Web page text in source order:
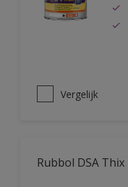
Vergelijk
Rubbol DSA Thix